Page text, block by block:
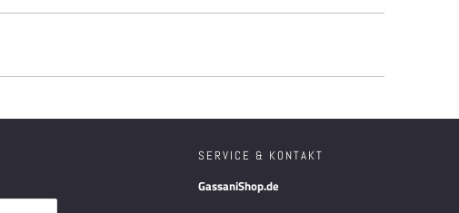
SERVICE & KONTAKT
GassaniShop.de